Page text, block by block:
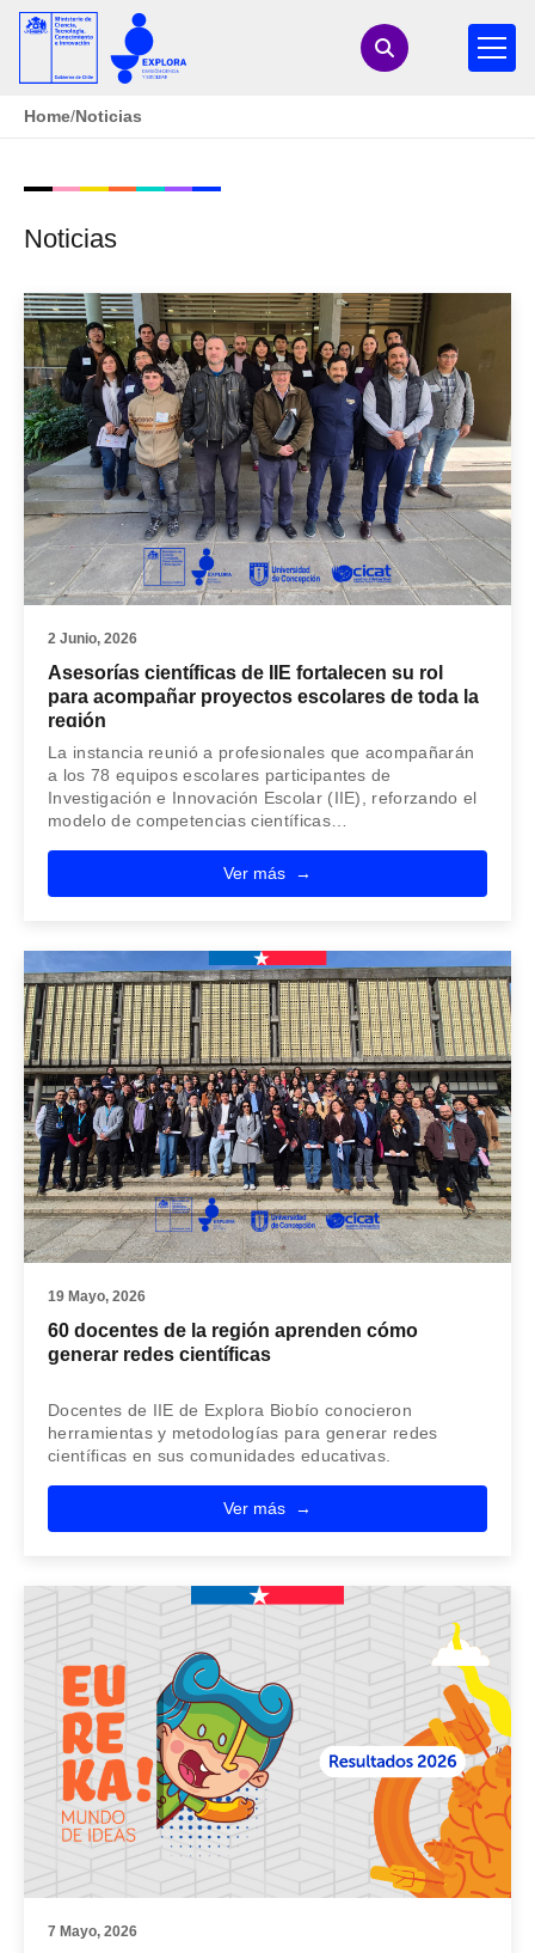
Home/Noticias
Noticias
2 Junio, 2026
Asesorías científicas de IIE fortalecen su rol
para acompañar proyectos escolares de toda la
región
La instancia reunió a profesionales que acompañarán
a los 78 equipos escolares participantes de
Investigación e Innovación Escolar (IIE), reforzando el
modelo de competencias científicas…
Ver más
19 Mayo, 2026
60 docentes de la región aprenden cómo
generar redes científicas
Docentes de IIE de Explora Biobío conocieron
herramientas y metodologías para generar redes
científicas en sus comunidades educativas.
Ver más
7 Mayo, 2026